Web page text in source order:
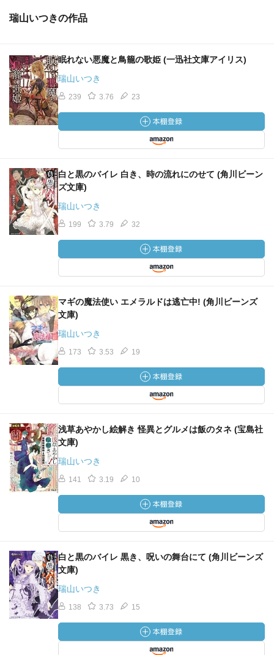
瑞山いつきの作品
眠れない悪魔と鳥籠の歌姫 (一迅社文庫アイリス)
瑞山いつき
239 3.76 23
白と黒のバイレ 白き、時の流れにのせて (角川ビーン
ズ文庫)
瑞山いつき
199 3.79 32
マギの魔法使い エメラルドは逃亡中! (角川ビーンズ
文庫)
瑞山いつき
173 3.53 19
浅草あやかし絵解き 怪異とグルメは飯のタネ (宝島社
文庫)
瑞山いつき
141 3.19 10
白と黒のバイレ 黒き、呪いの舞台にて (角川ビーンズ
文庫)
瑞山いつき
138 3.73 15